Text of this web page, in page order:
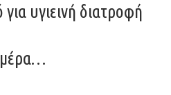
υγιεινή διατροφή